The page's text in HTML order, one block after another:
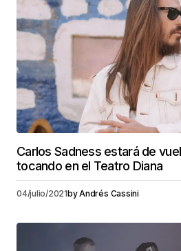
Carlos Sadness estará de
tocando en el Teatro Diana
04/julio/2021byAndrés Cassini